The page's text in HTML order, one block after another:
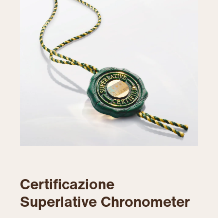
Certificazione
Superlative Chronometer